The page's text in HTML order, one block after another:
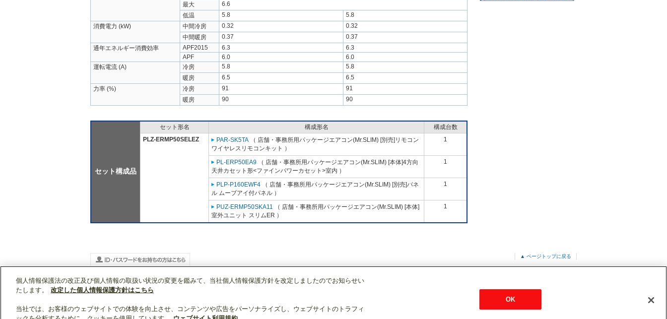
最大
6.6
低温
5.8
5.8
消費電力 (kW)
中間冷房 0.32
0.32
中間暖房
0.37
0.37
通年エネルギー消費効率
APF2015 6.3
6.3
APF
6.0
6.0
運転電流 (A)
冷房 5.8
5.8
暖房
6.5
6.5
力率 (%)
冷房 91
91
暖房
90 90
セット構成品
セット形名 構成形名
構成台数
PLZ-ERMP50SELEZ
PAR-SK5TA （ 店舗・事務所用パッケージエアコン(Mr.SLIM) [別売]リモコン
ワイヤレスリモコンキット ）
1
PL-ERP50EA9 （ 店舗・事務所用パッケージエアコン(Mr.SLIM) [本体]4方向
天井カセット形<ファインパワーカセット>室内 ）
1
PLP-P160EWF4 （ 店舗・事務所用パッケージエアコン(Mr.SLIM) [別売]パネ
ル ムーブアイ付パネル ）
1
PUZ-ERMP50SKA11 （ 店舗・事務所用パッケージエアコン(Mr.SLIM) [本体]
室外ユニット スリムER ）
1
▲ ページトップに戻る
WIN2Kトップ 製品情報 [業務用]空調・換気 店舗・事務所用パッケージエアコン(Mr.SLIM) [本体]スリムER
PLZ-ERMP50SELEZ
個人情報保護法の改正及び個人情報の取扱い状況の変更を鑑みて、当社個人情報保護方針を改定しましたのでお知らせい
たします。
改定した個人情報保護方針はこちら
当社では、お客様のウェブサイトでの体験を向上させ、コンテンツや広告をパーソナライズし、ウェブサイトのトラフィ
OK